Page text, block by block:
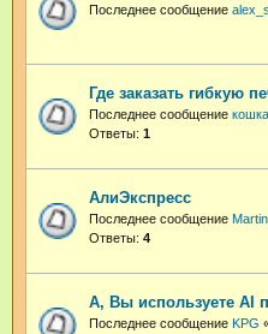
Последнее сообщение
Где заказать гибкую
Последнее сообщение
Ответы: 1
АлиЭкспресс
Последнее сообщение
Ответы: 4
А, Вы используете AI
Последнее сообщение KPG